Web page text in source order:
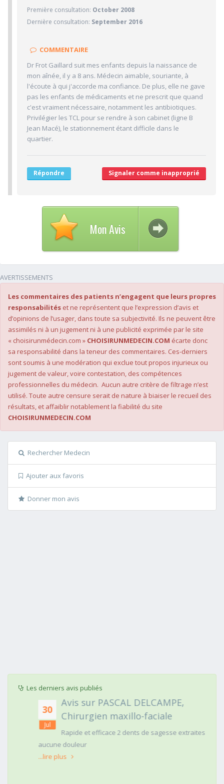
9/10 Confiance accordée
10/10 Sympathie
Ponctualité/Temps en salle d'attente/Retard
CABINET/LOCAUX 7.3/10
10/10 Desserte par les transports en commun
4/10 Stationnements alentours
Première consultation: October 2008
Dernière consultation: September 2016
COMMENTAIRE
Dr Frot Gaillard suit mes enfants depuis la naissance de
mon aînée, il y a 8 ans. Médecin aimable, souriante, à
l'écoute à qui j'accorde ma confiance. De plus, elle ne gave
pas les enfants de médicaments et ne prescrit que quand
c'est vraiment nécessaire, notamment les antibiotiques.
Privilégier les TCL pour se rendre à son cabinet (ligne B
Jean Macé), le stationnement étant difficile dans le
quartier.
Répondre Signaler comme inapproprié
Mon Avis
AVERTISSEMENTS
Les commentaires des patients n’engagent que leurs propres
responsabilités et ne représentent que l’expression d’avis et
d’opinions de l’usager, dans toute sa subjectivité. Ils ne peuvent être
assimilés ni à un jugement ni à une publicité exprimée par le site
« choisirunmédecin.com » CHOISIRUNMEDECIN.COM écarte donc
sa responsabilité dans la teneur des commentaires. Ces-derniers
sont soumis à une modération qui exclue tout propos injurieux ou
jugement de valeur, voire contestation, des compétences
professionnelles du médecin. Aucun autre critère de filtrage n’est
utilisé. Toute autre censure serait de nature à biaiser le recueil des
résultats, et affaiblir notablement la fiabilité du site
CHOISIRUNMEDECIN.COM
Rechercher Medecin
Ajouter aux favoris
Donner mon avis
Les derniers avis publiés
Avis sur PASCAL DELCAMPE,
Chirurgien maxillo-faciale
Rapide et efficace 2 dents de sagesse extraites
aucune douleur
...lire plus